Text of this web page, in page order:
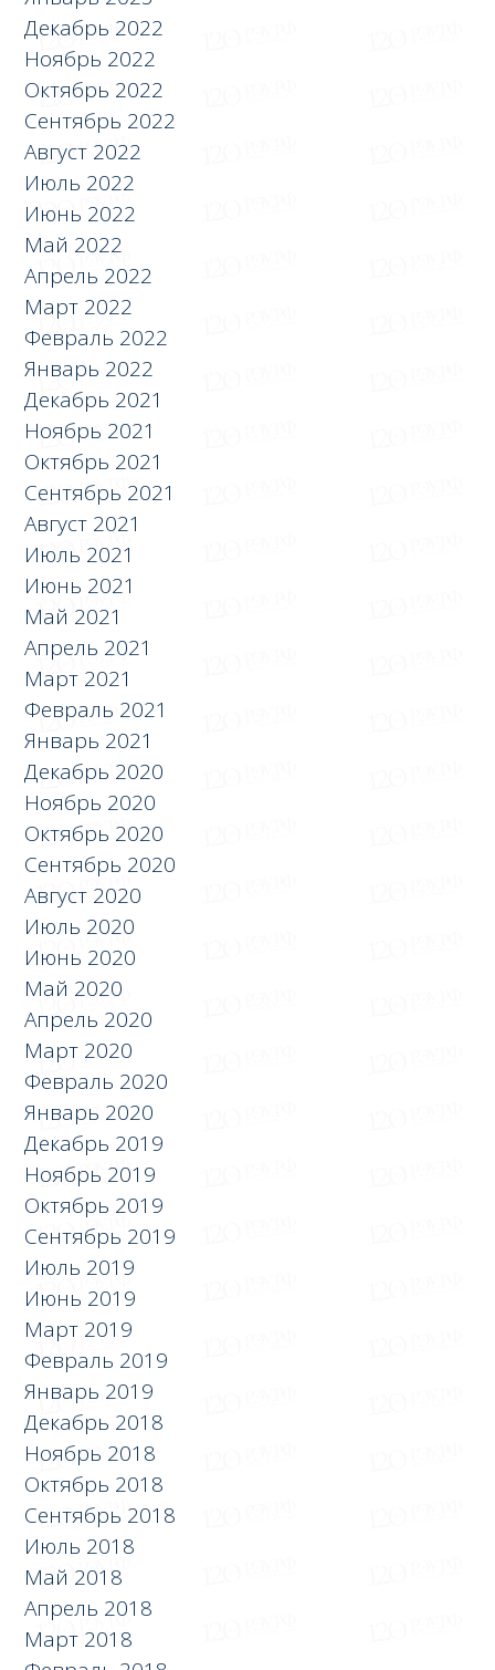
Декабрь 2022
Ноябрь 2022
Октябрь 2022
Сентябрь 2022
Август 2022
Июль 2022
Июнь 2022
Май 2022
Апрель 2022
Март 2022
Февраль 2022
Январь 2022
Декабрь 2021
Ноябрь 2021
Октябрь 2021
Сентябрь 2021
Август 2021
Июль 2021
Июнь 2021
Май 2021
Апрель 2021
Март 2021
Февраль 2021
Январь 2021
Декабрь 2020
Ноябрь 2020
Октябрь 2020
Сентябрь 2020
Август 2020
Июль 2020
Июнь 2020
Май 2020
Апрель 2020
Март 2020
Февраль 2020
Январь 2020
Декабрь 2019
Ноябрь 2019
Октябрь 2019
Сентябрь 2019
Июль 2019
Июнь 2019
Март 2019
Февраль 2019
Январь 2019
Декабрь 2018
Ноябрь 2018
Октябрь 2018
Сентябрь 2018
Июль 2018
Май 2018
Апрель 2018
Март 2018